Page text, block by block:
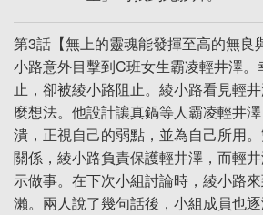
第3話【無上的靈魂能發揮至高的無良
小路意外目擊到C班女生霸凌輕井澤。
止，卻被綾小路阻止。綾小路看見輕
麼想法。他設計讓真鍋等人霸凌輕井
潰，正視自己的弱點，並為自己所用
關係，綾小路負責保護輕井澤，而輕
示做事。在下次小組討論時，綾小路
瀨。兩人說了幾句話後，小組成員也